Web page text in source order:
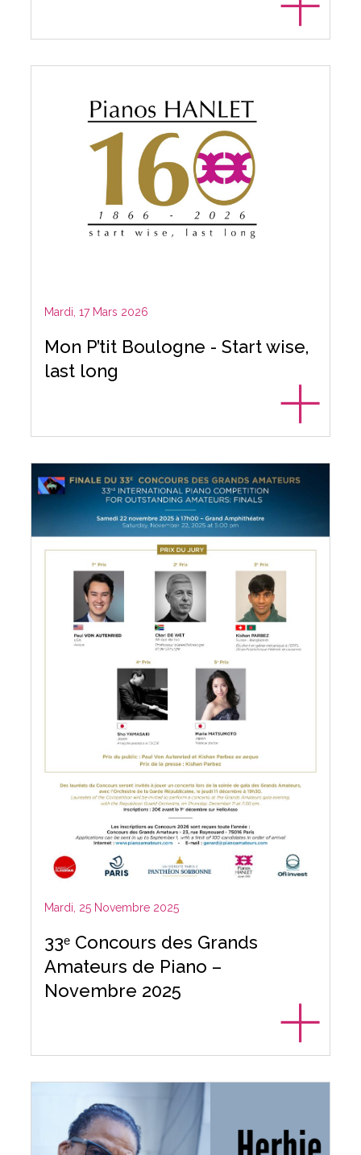
Mardi, 17 Mars 2026
Mon P’tit Boulogne - Start wise,
last long
Mardi, 25 Novembre 2025
33ᵉ Concours des Grands
Amateurs de Piano –
Novembre 2025